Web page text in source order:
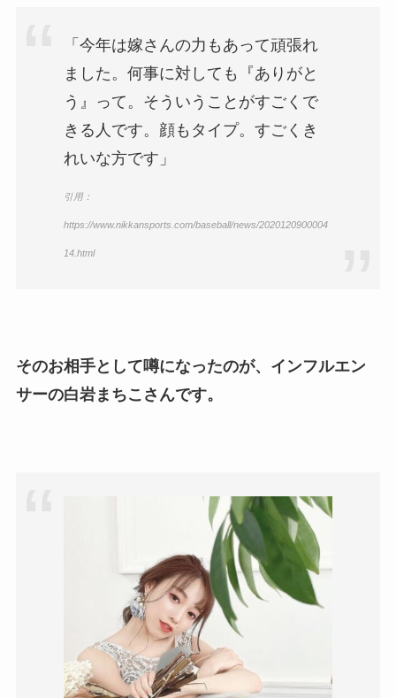
「今年は嫁さんの力もあって頑張れ
ました。何事に対しても『ありがと
う』って。そういうことがすごくで
きる人です。顔もタイプ。すごくき
れいな方です」
引用：
https://www.nikkansports.com/baseball/news/2020120900004
14.html
そのお相手として噂になったのが、インフルエン
サーの白岩まちこさんです。